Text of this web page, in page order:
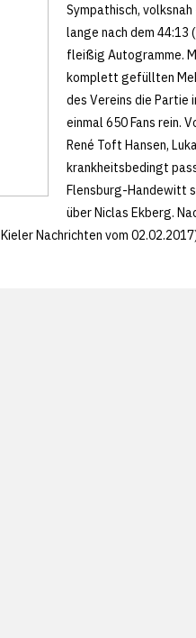
Sympathisch,
lange nach dem 44:13
fleißig Autogramme.
komplett gefüllten
des Vereins die Partie
einmal 650 Fans rein.
René Toft Hansen,
krankheitsbedingt
Flensburg-Handewitt
über Niclas Ekberg.
Kieler Nachrichten vom